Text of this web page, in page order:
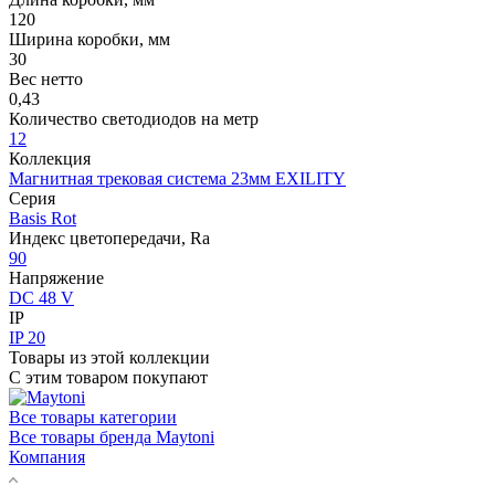
120
Ширина коробки, мм
30
Вес нетто
0,43
Количество светодиодов на метр
12
Коллекция
Магнитная трековая система 23мм EXILITY
Серия
Basis Rot
Индекс цветопередачи, Ra
90
Напряжение
DC 48 V
IP
IP 20
Товары из этой коллекции
С этим товаром покупают
Все товары категории
Все товары бренда Maytoni
Компания